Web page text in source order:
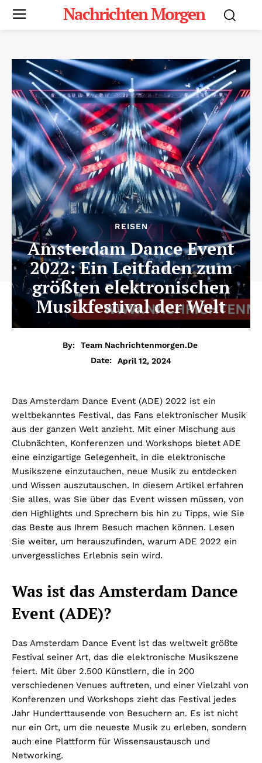
Nachrichten Morgen
REISEN
Amsterdam Dance Event
2022: Ein Leitfaden zum
größten elektronischen
Musikfestival der Welt
By:
Team Nachrichtenmorgen.de
Date:
April 12, 2024
Das Amsterdam Dance Event (ADE) 2022 ist ein
weltbekanntes Festival, das Fans elektronischer Musik
aus der ganzen Welt anzieht. Mit einer Mischung aus
Clubnächten, Konferenzen und Workshops bietet ADE
eine einzigartige Gelegenheit, in die elektronische
Musikszene einzutauchen, neue Musik zu entdecken
und Wissen auszutauschen. In diesem Artikel erfahren
Sie alles, was Sie über das Event wissen müssen, von
den Highlights und Sprechern bis hin zu Tipps, wie Sie
das Beste aus Ihrem Besuch machen können. Lesen
Sie weiter, um herauszufinden, warum ADE 2022 ein
unvergessliches Erlebnis sein wird.
Was ist das Amsterdam Dance
Event (ADE)?
Das Amsterdam Dance Event ist das weltweit größte
Festival seiner Art, das die elektronische Musikszene
feiert. Mit über 2.500 Künstlern, die in 200
verschiedenen Venues auftreten, und einer Vielzahl von
Konferenzen und Workshops zieht das Festival jedes
Jahr Hunderttausende von Besuchern an. Es ist nicht
nur ein Ort, um die neueste Musik zu erleben, sondern
auch eine Plattform für Wissensaustausch und
Networking.